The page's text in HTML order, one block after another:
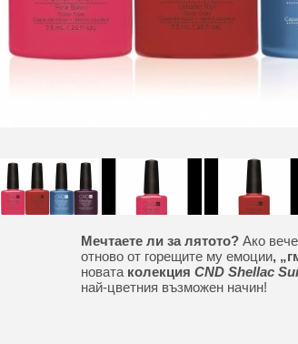
Мечтаете ли за лятото?Ако вече
отново от горещите му емоции,
новатаколекция CND Shellac
най-цветния възможен начин!